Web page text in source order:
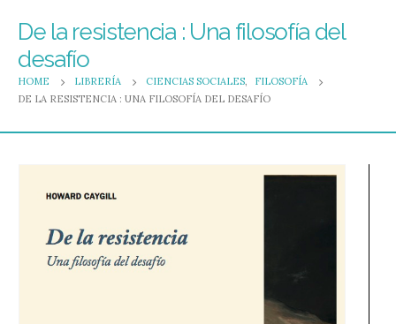
De la resistencia : Una filosofía del
desafío
HOME LIBRERÍA CIENCIAS SOCIALES,
FILOSOFÍA
DE LA RESISTENCIA : UNA FILOSOFÍA DEL DESAFÍO